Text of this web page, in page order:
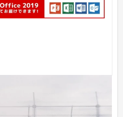
レル